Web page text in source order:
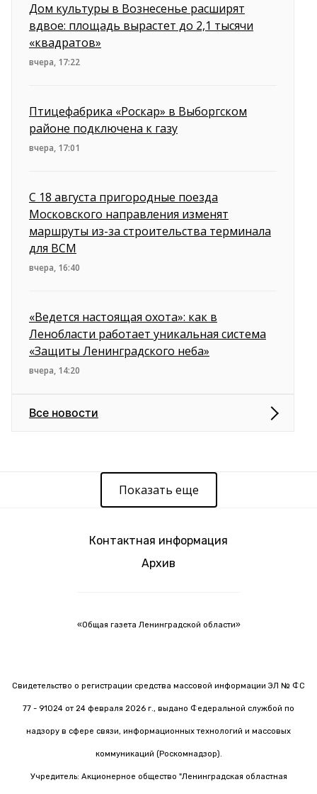
Дом культуры в Вознесенье расширят
вдвое: площадь вырастет до 2,1 тысячи
«квадратов»
вчера, 17:22
Птицефабрика «Роскар» в Выборгском
районе подключена к газу
вчера, 17:01
С 18 августа пригородные поезда
Московского направления изменят
маршруты из-за строительства терминала
для ВСМ
вчера, 16:40
«Ведется настоящая охота»: как в
Ленобласти работает уникальная система
«Защиты Ленинградского неба»
вчера, 14:20
Все новости
Показать еще
Контактная информация
Архив
«Общая газета Ленинградской области»
Свидетельство о регистрации средства массовой информации ЭЛ № ФС
77 - 91024 от 24 февраля 2026 г., выдано Федеральной службой по
надзору в сфере связи, информационных технологий и массовых
коммуникаций (Роскомнадзор).
Учредитель: Акционерное общество "Ленинградская областная